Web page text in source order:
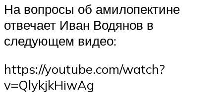
На вопросы об амилопектине
отвечает Иван Водянов в
следующем видео:
https://youtube.com/watch?
v=QlykjkHiwAg